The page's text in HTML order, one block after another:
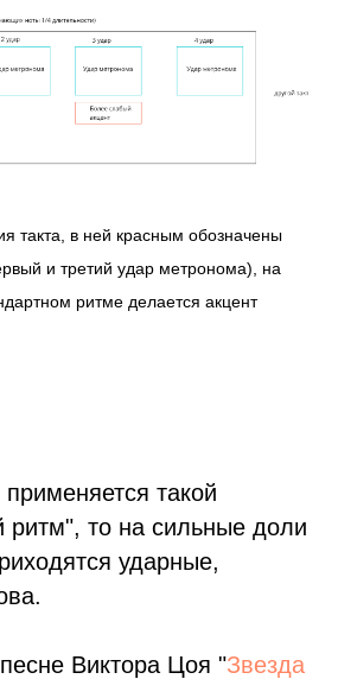
такта, в ней красным обозначены
и третий удар метронома), на
ритме делается акцент
такой
ритм", то на сильные доли
ударные,
Виктора Цоя "Звезда